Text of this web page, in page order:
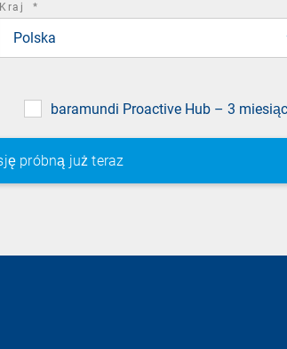
Kraj *
Polska
baramundi Proactive Hub – 3